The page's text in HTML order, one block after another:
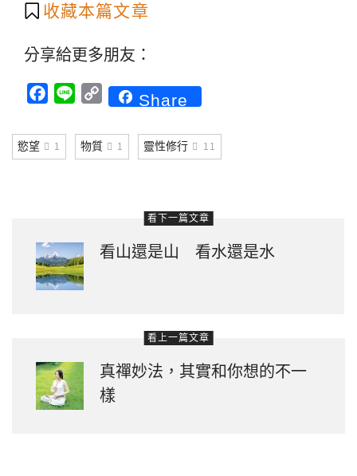
收藏本篇文章
分享給更多朋友：
Facebook
Line CopyShare
慾望 1 物質 1 靈性修行 11
看下一篇文章
看山還是山 看水還是水
看上一篇文章
真禪妙法，其實和你想的不一
樣